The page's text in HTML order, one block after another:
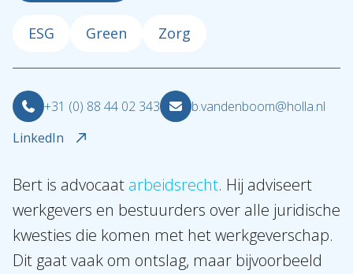
Over Holla
Onze mensen
Expertises
ESG Green Zorg
+31 (0) 88 44 02 343
b.vandenboom@holla.nl
LinkedIn
Bert is advocaat arbeidsrecht. Hij adviseert
werkgevers en bestuurders over alle juridische
kwesties die komen met het werkgeverschap.
Dit gaat vaak om ontslag, maar bijvoorbeeld